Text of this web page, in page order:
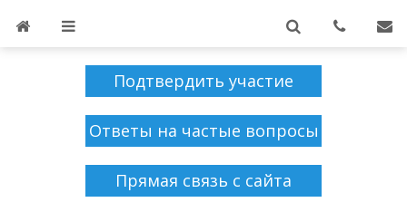
Подтвердить участие
Ответы на частые вопросы
Прямая связь с сайта